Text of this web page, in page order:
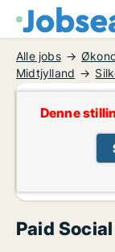
Alle jobs
Midtjylland
Denne
Paid